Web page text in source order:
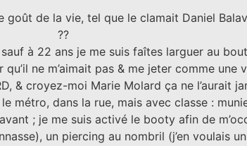
goût de la vie, tel que le clamait Daniel
??
à 22 ans je me suis faîtes larguer au
ne m’aimait pas & me jeter comme une
& croyez-moi Marie Molard ça ne l’aurait
métro, dans la rue, mais avec classe :
; je me suis activé le booty afin de
un piercing au nombril (j’en voulais